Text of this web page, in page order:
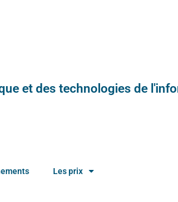
et des technologies de
Les prix